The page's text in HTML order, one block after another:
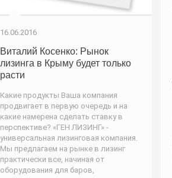
16.06.2016
Виталий Косенко: Рынок
лизинга в Крыму будет только
расти
Какие продукты Ваша компания
продвигает в первую очередь и на
какие намерена сделать ставку в
перспективе? «ГЕН ЛИЗИНГ» -
универсальная лизинговая компания.
Мы предлагаем на рынке в лизинг
практически все, начиная от
оборудования для баров,